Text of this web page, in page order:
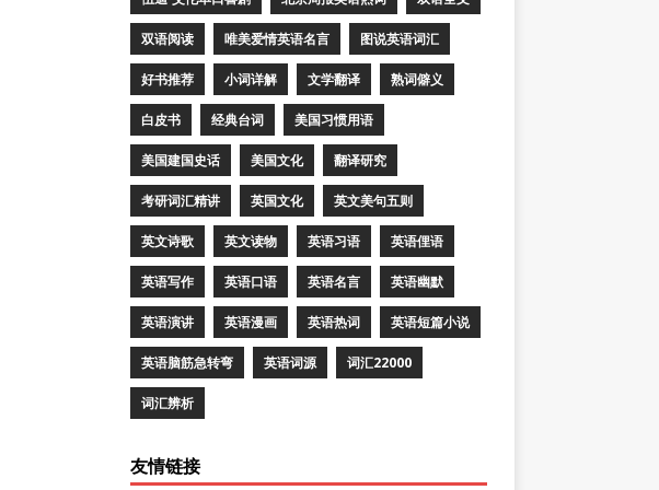
双语阅读 唯美爱情英语名言 图说英语词汇
好书推荐 小词详解 文学翻译 熟词僻义
白皮书 经典台词 美国习惯用语
美国建国史话 美国文化 翻译研究
考研词汇精讲 英国文化 英文美句五则
英文诗歌 英文读物 英语习语 英语俚语
英语写作 英语口语 英语名言 英语幽默
英语演讲 英语漫画 英语热词 英语短篇小说
英语脑筋急转弯 英语词源 词汇22000
词汇辨析
友情链接